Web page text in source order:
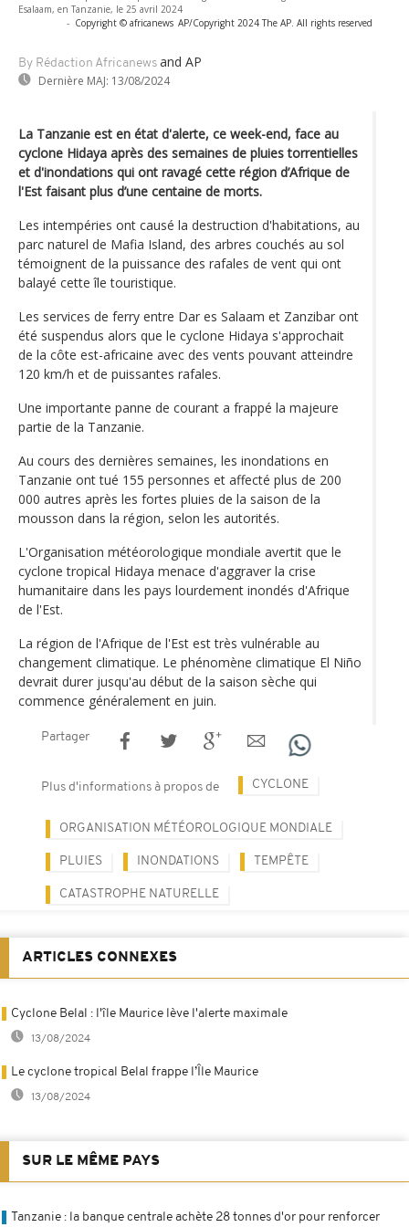
Esalaam, en Tanzanie, le 25 avril 2024
- Copyright © africanews AP/Copyright 2024 The AP. All rights reserved
By Rédaction Africanews and AP
Dernière MAJ: 13/08/2024
La Tanzanie est en état d'alerte, ce week-end, face au
cyclone Hidaya après des semaines de pluies torrentielles
et d'inondations qui ont ravagé cette région d’Afrique de
l'Est faisant plus d’une centaine de morts.
Les intempéries ont causé la destruction d'habitations, au
parc naturel de Mafia Island, des arbres couchés au sol
témoignent de la puissance des rafales de vent qui ont
balayé cette île touristique.
Les services de ferry entre Dar es Salaam et Zanzibar ont
été suspendus alors que le cyclone Hidaya s'approchait
de la côte est-africaine avec des vents pouvant atteindre
120 km/h et de puissantes rafales.
Une importante panne de courant a frappé la majeure
partie de la Tanzanie.
Au cours des dernières semaines, les inondations en
Tanzanie ont tué 155 personnes et affecté plus de 200
000 autres après les fortes pluies de la saison de la
mousson dans la région, selon les autorités.
L'Organisation météorologique mondiale avertit que le
cyclone tropical Hidaya menace d'aggraver la crise
humanitaire dans les pays lourdement inondés d'Afrique
de l'Est.
La région de l'Afrique de l'Est est très vulnérable au
changement climatique. Le phénomène climatique El Niño
devrait durer jusqu'au début de la saison sèche qui
commence généralement en juin.
Partager
Plus d'informations à propos de CYCLONE
ORGANISATION MÉTÉOROLOGIQUE MONDIALE
PLUIES INONDATIONS TEMPÊTE
CATASTROPHE NATURELLE
ARTICLES CONNEXES
Cyclone Belal : l'île Maurice lève l'alerte maximale
13/08/2024
Le cyclone tropical Belal frappe l’Île Maurice
13/08/2024
SUR LE MÊME PAYS
Tanzanie : la banque centrale achète 28 tonnes d'or pour renforcer